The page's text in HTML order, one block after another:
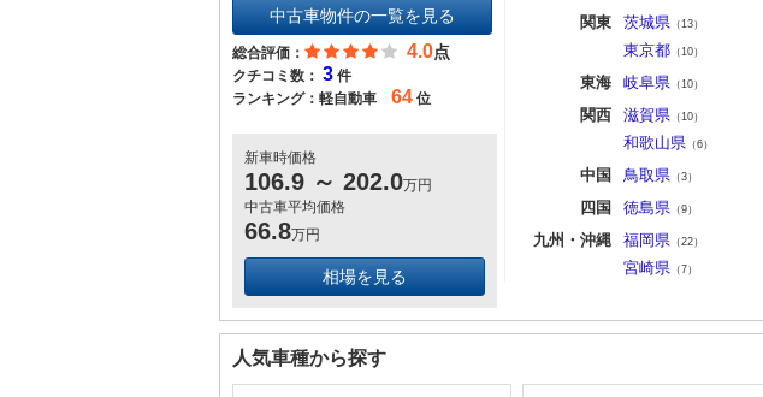
中古車物件の一覧を見る
総合評価： 4.0点
クチコミ数： 3 件
ランキング： 軽自動車 64 位
新車時価格
106.9 ～ 202.0万円
中古車平均価格
66.8万円
相場を見る
関東 茨城県 （13）
東京都 （10）
東海 岐阜県 （10）
関西 滋賀県 （10）
和歌山県 （6）
中国 鳥取県 （3）
四国 徳島県 （9）
九州・沖縄 福岡県 （22）
宮崎県 （7）
人気車種から探す